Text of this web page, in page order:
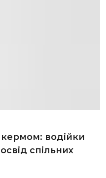
кермом: водійки
спільних